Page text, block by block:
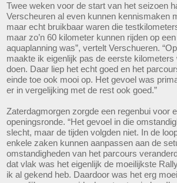
Twee weken voor de start van het seizoen
Verscheuren al even kunnen kennismaken
maar echt bruikbaar waren die
maar zo’n 60 kilometer kunnen rijden op
aquaplanning was”, vertelt Verschueren.
maakte ik eigenlijk pas de eerste
doen. Daar liep het echt goed en het
einde toe ook mooi op. Het gevoel was
er in vergelijking met de rest ook goed.”
Zaterdagmorgen zorgde een regenbui voor
openingsronde. “Het gevoel in die
slecht, maar de tijden volgden niet. In de
enkele zaken kunnen aanpassen aan de
omstandigheden van het parcours
dat vlak was het eigenlijk de moeilijkste
ik al gekend heb. Daardoor was het erg